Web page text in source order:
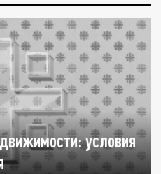
условия